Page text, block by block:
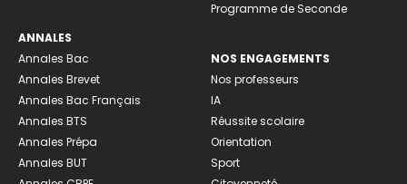
ANNALES
Annales Bac
Annales Brevet
Annales Bac Français
Annales BTS
Annales Prépa
Annales BUT
Programme de Seconde
NOS ENGAGEMENTS
Nos professeurs
IA
Réussite scolaire
Orientation
Sport